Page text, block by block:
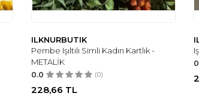
ILKNURBUTIK
Pembe Işıltılı Simli Kadın Kartlık -
METALİK
0.0 (0)
228,66 TL